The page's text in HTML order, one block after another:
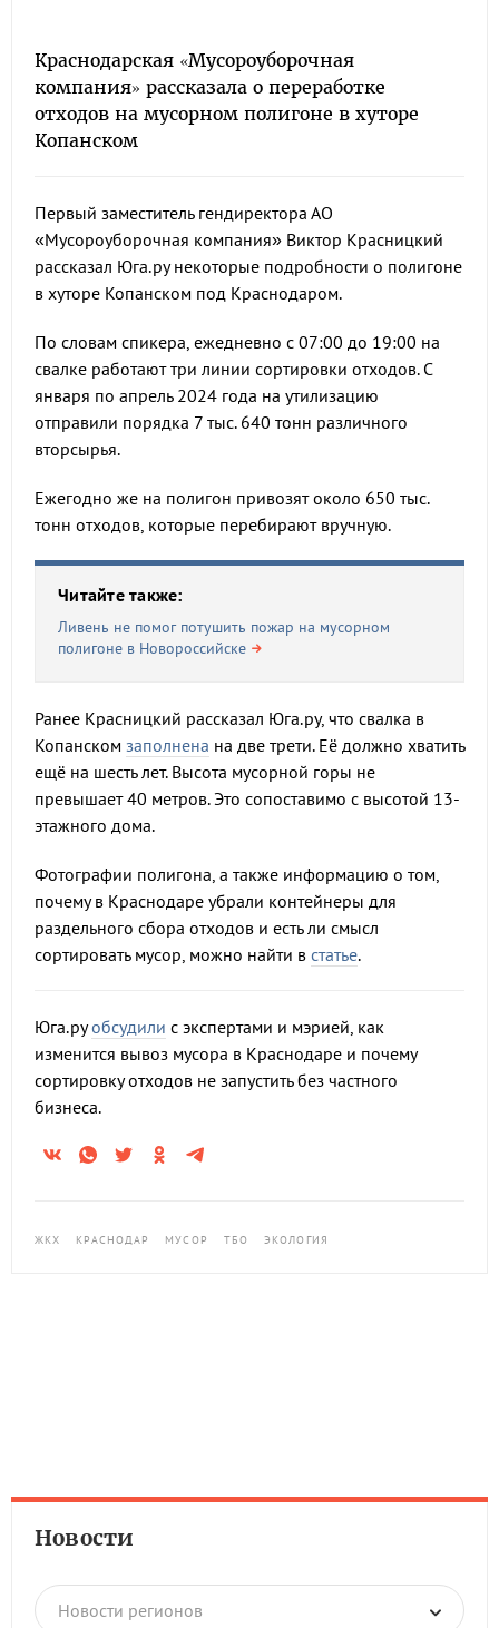
Краснодарская «Мусороуборочная
компания» рассказала о переработке
отходов на мусорном полигоне в хуторе
Копанском
Первый заместитель гендиректора АО
«Мусороуборочная компания» Виктор Красницкий
рассказал Юга.ру некоторые подробности о полигоне
в хуторе Копанском под Краснодаром.
По словам спикера, ежедневно с 07:00 до 19:00 на
свалке работают три линии сортировки отходов. С
января по апрель 2024 года на утилизацию
отправили порядка 7 тыс. 640 тонн различного
вторсырья.
Ежегодно же на полигон привозят около 650 тыс.
тонн отходов, которые перебирают вручную.
Читайте также:
Ливень не помог потушить пожар на мусорном
полигоне в Новороссийске
Ранее Красницкий рассказал Юга.ру, что свалка в
Копанском заполнена на две трети. Её должно хватить
ещё на шесть лет. Высота мусорной горы не
превышает 40 метров. Это сопоставимо с высотой 13-
этажного дома.
Фотографии полигона, а также информацию о том,
почему в Краснодаре убрали контейнеры для
раздельного сбора отходов и есть ли смысл
сортировать мусор, можно найти в статье.
Юга.руобсудили с экспертами и мэрией, как
изменится вывоз мусора в Краснодаре и почему
сортировку отходов не запустить без частного
бизнеса.
ЖКХ КРАСНОДАР МУСОР ТБО ЭКОЛОГИЯ
Новости
Новости регионов